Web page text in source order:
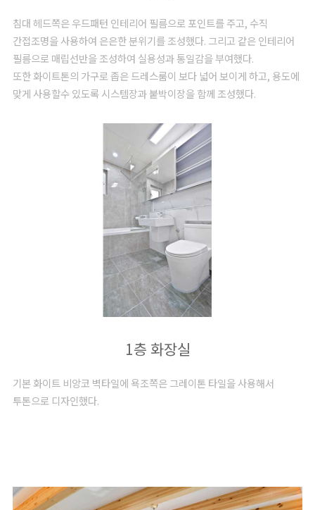
침대 헤드쪽은 우드패턴 인테리어 필름으로 포인트를 주고, 수직
간접조명을 사용하여 은은한 분위기를 조성했다. 그리고 같은 인테리어
필름으로 매립선반을 조성하여 실용성과 통일감을 부여했다.
또한 화이트톤의 가구로 좁은 드레스룸이 보다 넓어 보이게 하고, 용도에
맞게 사용할수 있도록 시스템장과 붙박이장을 함께 조성했다.
1층 화장실
기본 화이트 비앙코 벽타일에 욕조쪽은 그레이톤 타일을 사용해서
투톤으로 디자인했다.